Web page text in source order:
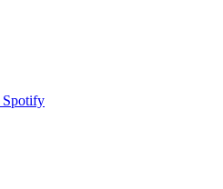
Spotify